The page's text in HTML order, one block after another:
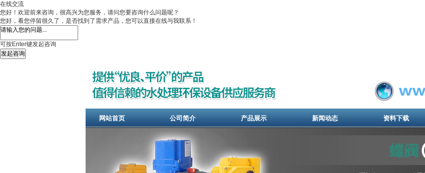
在线交流
您好！欢迎前来咨询，很高兴为您服务，请问您要咨询什么问题呢？
您好，看您停留很久了，是否找到了需求产品，您可以直接在线与我联系！
可按Enter键发起咨询
发起咨询
网站首页 公司简介 产品展示 新闻动态 资料下载